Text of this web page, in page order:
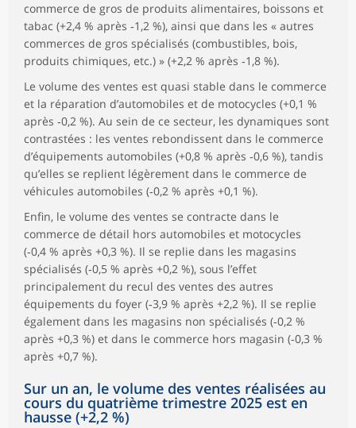
commerce de gros de produits alimentaires, boissons et
tabac (+2,4 % après ‑1,2 %), ainsi que dans les « autres
commerces de gros spécialisés (combustibles, bois,
produits chimiques, etc.) » (+2,2 % après ‑1,8 %).
Le volume des ventes est quasi stable dans le commerce
et la réparation d’automobiles et de motocycles (+0,1 %
après ‑0,2 %). Au sein de ce secteur, les dynamiques sont
contrastées : les ventes rebondissent dans le commerce
d’équipements automobiles (+0,8 % après ‑0,6 %), tandis
qu’elles se replient légèrement dans le commerce de
véhicules automobiles (‑0,2 % après +0,1 %).
Enfin, le volume des ventes se contracte dans le
commerce de détail hors automobiles et motocycles
(‑0,4 % après +0,3 %). Il se replie dans les magasins
spécialisés (‑0,5 % après +0,2 %), sous l’effet
principalement du recul des ventes des autres
équipements du foyer (‑3,9 % après +2,2 %). Il se replie
également dans les magasins non spécialisés (‑0,2 %
après +0,3 %) et dans le commerce hors magasin (‑0,3 %
après +0,7 %).
Sur un an, le volume des ventes réalisées au
cours du quatrième trimestre 2025 est en
hausse (+2,2 %)